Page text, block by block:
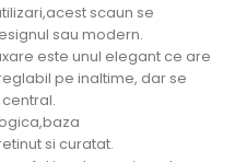
scaun se
sau modern.
este unul elegant ce are
pe inaltime, dar se
si curatat.